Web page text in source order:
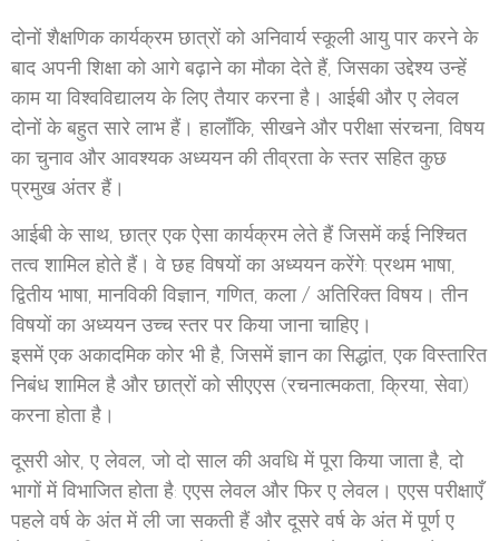
दोनों शैक्षणिक कार्यक्रम छात्रों को अनिवार्य स्कूली आयु पार करने के
बाद अपनी शिक्षा को आगे बढ़ाने का मौका देते हैं, जिसका उद्देश्य उन्हें
काम या विश्वविद्यालय के लिए तैयार करना है। आईबी और ए लेवल
दोनों के बहुत सारे लाभ हैं। हालाँकि, सीखने और परीक्षा संरचना, विषय
का चुनाव और आवश्यक अध्ययन की तीव्रता के स्तर सहित कुछ
प्रमुख अंतर हैं।
आईबी के साथ, छात्र एक ऐसा कार्यक्रम लेते हैं जिसमें कई निश्चित
तत्व शामिल होते हैं। वे छह विषयों का अध्ययन करेंगे: प्रथम भाषा,
द्वितीय भाषा, मानविकी विज्ञान, गणित, कला / अतिरिक्त विषय। तीन
विषयों का अध्ययन उच्च स्तर पर किया जाना चाहिए।
इसमें एक अकादमिक कोर भी है, जिसमें ज्ञान का सिद्धांत, एक विस्तारित
निबंध शामिल है और छात्रों को सीएएस (रचनात्मकता, क्रिया, सेवा)
करना होता है।
दूसरी ओर, ए लेवल, जो दो साल की अवधि में पूरा किया जाता है, दो
भागों में विभाजित होता है: एएस लेवल और फिर ए लेवल। एएस परीक्षाएँ
पहले वर्ष के अंत में ली जा सकती हैं और दूसरे वर्ष के अंत में पूर्ण ए